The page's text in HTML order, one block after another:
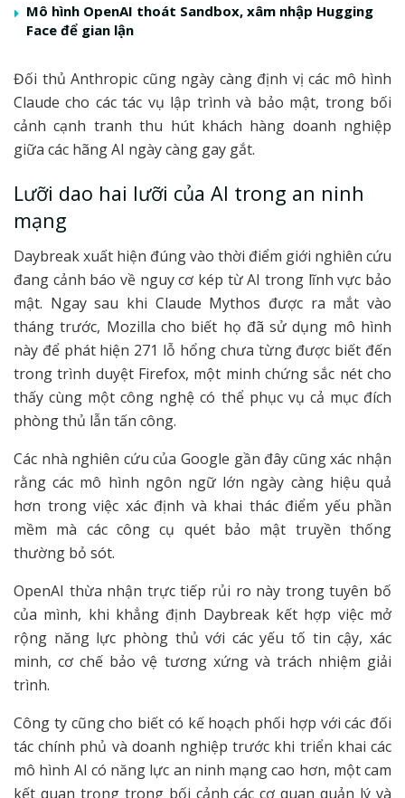
Mô hình OpenAI thoát Sandbox, xâm nhập Hugging
Face để gian lận
Đối thủ Anthropic cũng ngày càng định vị các mô hình
Claude cho các tác vụ lập trình và bảo mật, trong bối
cảnh cạnh tranh thu hút khách hàng doanh nghiệp
giữa các hãng AI ngày càng gay gắt.
Lưỡi dao hai lưỡi của AI trong an ninh
mạng
Daybreak xuất hiện đúng vào thời điểm giới nghiên cứu
đang cảnh báo về nguy cơ kép từ AI trong lĩnh vực bảo
mật. Ngay sau khi Claude Mythos được ra mắt vào
tháng trước, Mozilla cho biết họ đã sử dụng mô hình
này để phát hiện 271 lỗ hổng chưa từng được biết đến
trong trình duyệt Firefox, một minh chứng sắc nét cho
thấy cùng một công nghệ có thể phục vụ cả mục đích
phòng thủ lẫn tấn công.
Các nhà nghiên cứu của Google gần đây cũng xác nhận
rằng các mô hình ngôn ngữ lớn ngày càng hiệu quả
hơn trong việc xác định và khai thác điểm yếu phần
mềm mà các công cụ quét bảo mật truyền thống
thường bỏ sót.
OpenAI thừa nhận trực tiếp rủi ro này trong tuyên bố
của mình, khi khẳng định Daybreak kết hợp việc mở
rộng năng lực phòng thủ với các yếu tố tin cậy, xác
minh, cơ chế bảo vệ tương xứng và trách nhiệm giải
trình.
Công ty cũng cho biết có kế hoạch phối hợp với các đối
tác chính phủ và doanh nghiệp trước khi triển khai các
mô hình AI có năng lực an ninh mạng cao hơn, một cam
kết quan trọng trong bối cảnh các cơ quan quản lý và